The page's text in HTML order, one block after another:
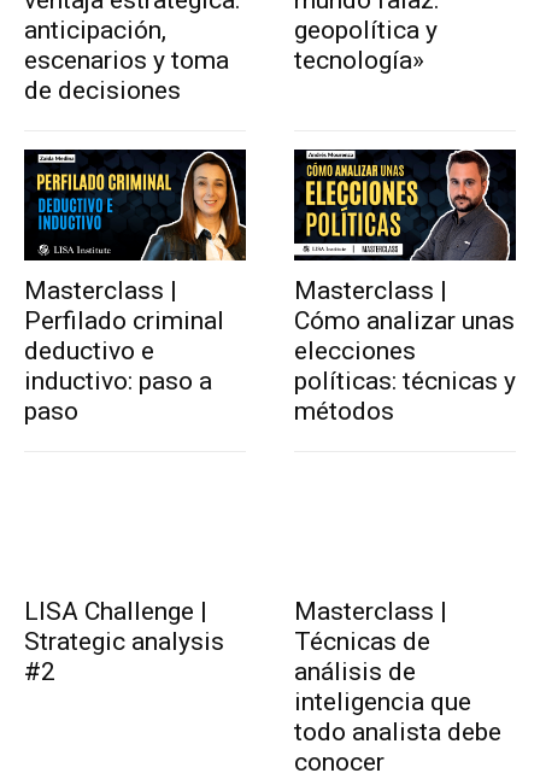
anticipación,
escenarios y toma
de decisiones
geopolítica y
tecnología»
Masterclass |
Perfilado criminal
deductivo e
inductivo: paso a
paso
Masterclass |
Cómo analizar unas
elecciones
políticas: técnicas y
métodos
LISA Challenge |
Strategic analysis
#2
Masterclass |
Técnicas de
análisis de
inteligencia que
todo analista debe
conocer